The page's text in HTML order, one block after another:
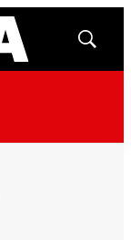
Mostrar